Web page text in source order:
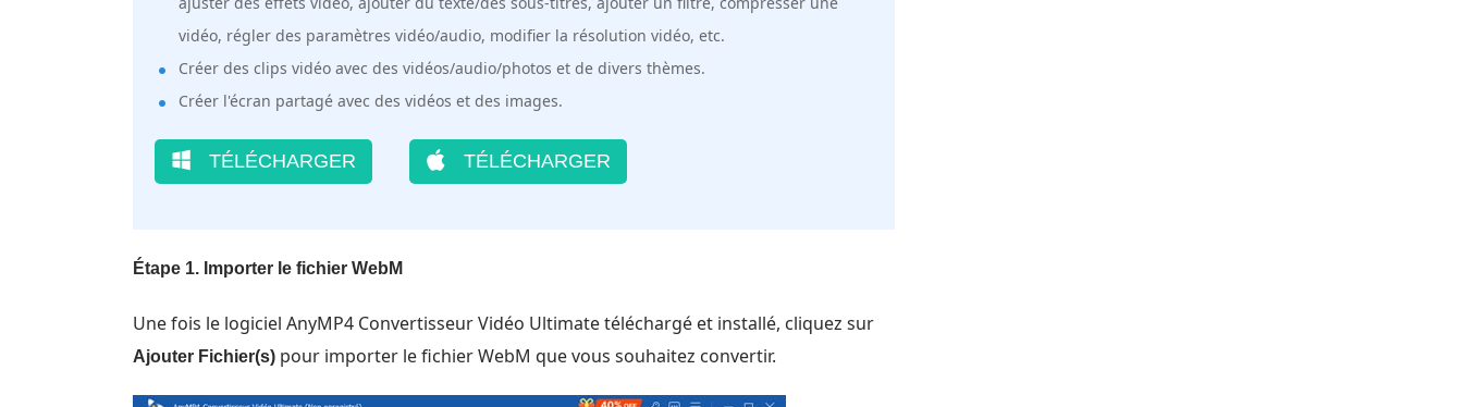
vidéo, régler des paramètres vidéo/audio, modifier la résolution vidéo, etc.
Créer des clips vidéo avec des vidéos/audio/photos et de divers thèmes.
Créer l'écran partagé avec des vidéos et des images.
TÉLÉCHARGER TÉLÉCHARGER
Étape 1. Importer le fichier WebM
Une fois le logiciel AnyMP4 Convertisseur Vidéo Ultimate téléchargé et installé, cliquez sur
Ajouter Fichier(s) pour importer le fichier WebM que vous souhaitez convertir.